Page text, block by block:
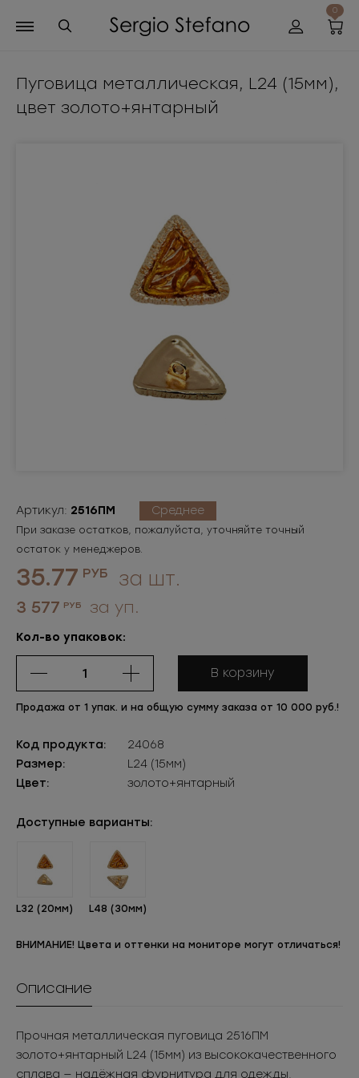
0
Пуговица металлическая, L24 (15мм),
цвет золото+янтарный
Артикул: 2516ПМ Среднее
При заказе остатков, пожалуйста, уточняйте точный
остаток у менеджеров.
35.77 РУБ за шт.
3 577 РУБ за уп.
Кол-во упаковок:
В корзину
Продажа от 1 упак. и на общую сумму заказа от 10 000 руб.!
Код продукта:
24068
Размер:
L24 (15мм)
Цвет:
золото+янтарный
Доступные варианты:
L32 (20мм) L48 (30мм)
ВНИМАНИЕ! Цвета и оттенки на мониторе могут отличаться!
Описание
Прочная металлическая пуговица 2516ПМ
золото+янтарный L24 (15мм) из высококачественного
сплава — надёжная фурнитура для одежды.